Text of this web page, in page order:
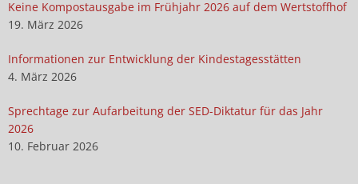
Keine Kompostausgabe im Frühjahr 2026 auf dem Wertstoffhof
19. März 2026
Informationen zur Entwicklung der Kindestagesstätten
4. März 2026
Sprechtage zur Aufarbeitung der SED-Diktatur für das Jahr
2026
10. Februar 2026